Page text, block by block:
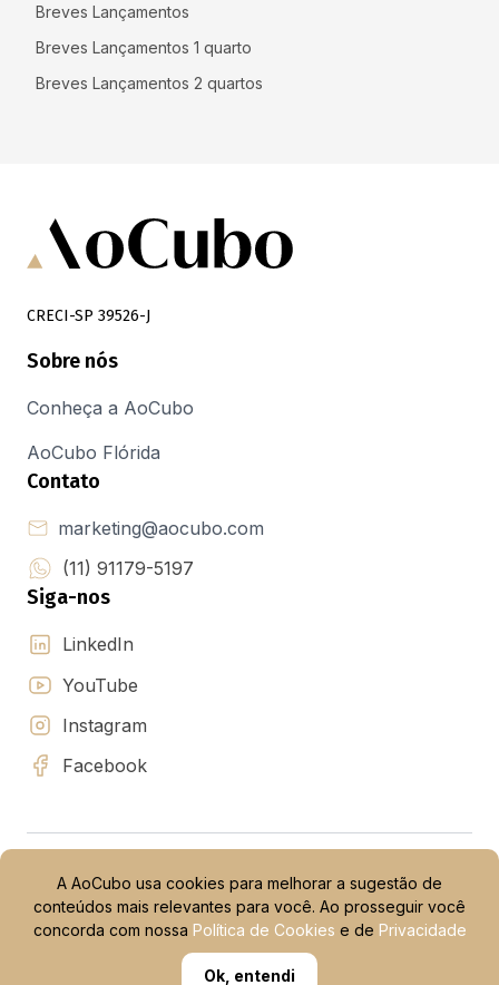
Breves Lançamentos
Breves Lançamentos 1 quarto
Breves Lançamentos 2 quartos
CRECI-SP 39526-J
Sobre nós
Conheça a AoCubo
AoCubo Flórida
Contato
marketing@aocubo.com
(11) 91179-5197
Siga-nos
LinkedIn
YouTube
Instagram
Facebook
Política de privacidadePolítica de privacidade IBroker
Termos e condições de usoTermos e Condições de Promoções
Termos e Condições da Campanha de Indicação
A AoCubo usa cookies para melhorar a sugestão de
conteúdos mais relevantes para você. Ao prosseguir você
concorda com nossa Política de Cookies e de Privacidade
Ok, entendi